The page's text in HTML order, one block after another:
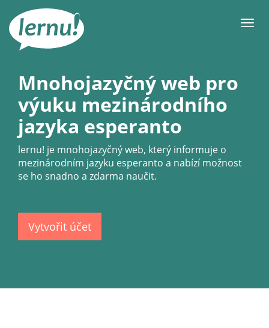
obsahu
Mnohojazyčný web pro
výuku mezinárodního
jazyka esperanto
lernu! je mnohojazyčný web, který informuje o
mezinárodním jazyku esperanto a nabízí možnost
se ho snadno a zdarma naučit.
Vytvořit účet